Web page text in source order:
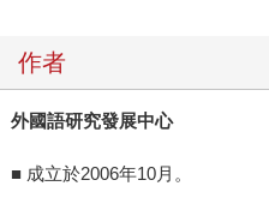
作者
外國語研究發展中心
■ 成立於2006年10月。